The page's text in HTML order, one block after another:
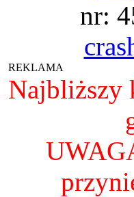
nr:
REKLAMA
Najbliższy